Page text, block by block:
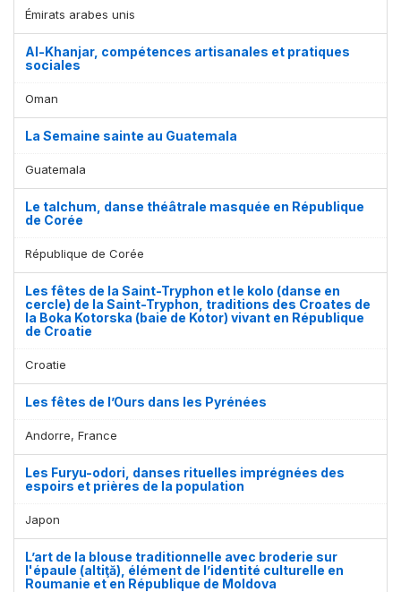
Émirats arabes unis
Al-Khanjar, compétences artisanales et pratiques
sociales
Oman
La Semaine sainte au Guatemala
Guatemala
Le talchum, danse théâtrale masquée en République
de Corée
République de Corée
Les fêtes de la Saint-Tryphon et le kolo (danse en
cercle) de la Saint-Tryphon, traditions des Croates de
la Boka Kotorska (baie de Kotor) vivant en République
de Croatie
Croatie
Les fêtes de l’Ours dans les Pyrénées
Andorre, France
Les Furyu-odori, danses rituelles imprégnées des
espoirs et prières de la population
Japon
L’art de la blouse traditionnelle avec broderie sur
l'épaule (altiţă), élément de l’identité culturelle en
Roumanie et en République de Moldova